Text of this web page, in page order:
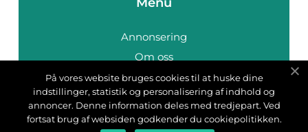
Annonsering
Om oss
Cookies
Kontakta oss
Sitemap
På vores website bruges cookies til at huske dine
indstillinger, statistik og personalisering af indhold og
annoncer. Denne information deles med tredjepart. Ved
fortsat brug af websiden godkender du cookiepolitikken.